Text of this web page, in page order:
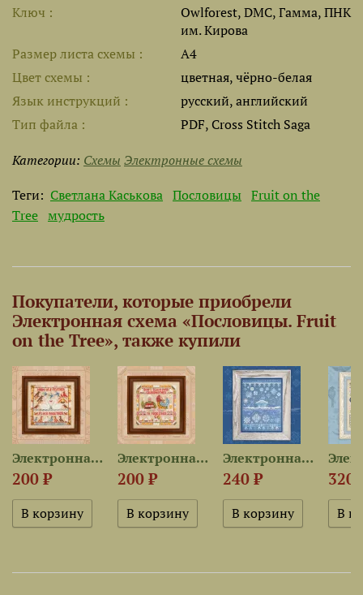
Ключ
Owlforest, DMC, Гамма, ПНК
им. Кирова
Размер листа cхемы
A4
Цвет схемы
цветная, чёрно-белая
Язык инструкций
русский, английский
Тип файла
PDF, Cross Stitch Saga
Категории: Схемы Электронные схемы
Теги: Светлана Каськова Пословицы Fruit on the
Tree мудрость
Покупатели, которые приобрели
Электронная схема «Пословицы. Fruit
on the Tree», также купили
Электронная схема...
200 ₽
Электронная схема...
200 ₽
Электронная схема...
240 ₽ 320